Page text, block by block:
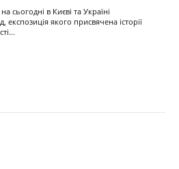
сьогодні в Києві та Україні
експозиція якого присвячена історії